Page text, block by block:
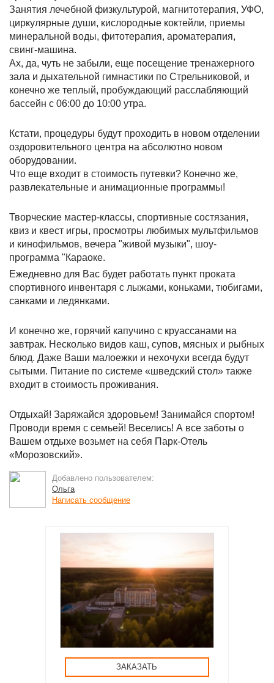
Занятия лечебной физкультурой, магнитотерапия, УФО,
циркулярные души, кислородные коктейли, приемы
минеральной воды, фитотерапия, ароматерапия,
свинг-машина.
Ах, да, чуть не забыли, еще посещение тренажерного
зала и дыхательной гимнастики по Стрельниковой, и
конечно же теплый, пробуждающий расслабляющий
бассейн с 06:00 до 10:00 утра.
Кстати, процедуры будут проходить в новом отделении
оздоровительного центра на абсолютно новом
оборудовании.
Что еще входит в стоимость путевки? Конечно же,
развлекательные и анимационные программы!
Творческие мастер-классы, спортивные состязания,
квиз и квест игры, просмотры любимых мультфильмов
и кинофильмов, вечера "живой музыки", шоу-
программа "Караоке.
Ежедневно для Вас будет работать пункт проката
спортивного инвентаря с лыжами, коньками, тюбигами,
санками и ледянками.
И конечно же, горячий капучино с круассанами на
завтрак. Несколько видов каш, супов, мясных и рыбных
блюд. Даже Ваши малоежки и нехочухи всегда будут
сытыми. Питание по системе «шведский стол» также
входит в стоимость проживания.
Отдыхай! Заряжайся здоровьем! Занимайся спортом!
Проводи время с семьей! Веселись! А все заботы о
Вашем отдыхе возьмет на себя Парк-Отель
«Морозовский».
Добавлено пользователем:
Ольга
Написать сообщение
ЗАКАЗАТЬ